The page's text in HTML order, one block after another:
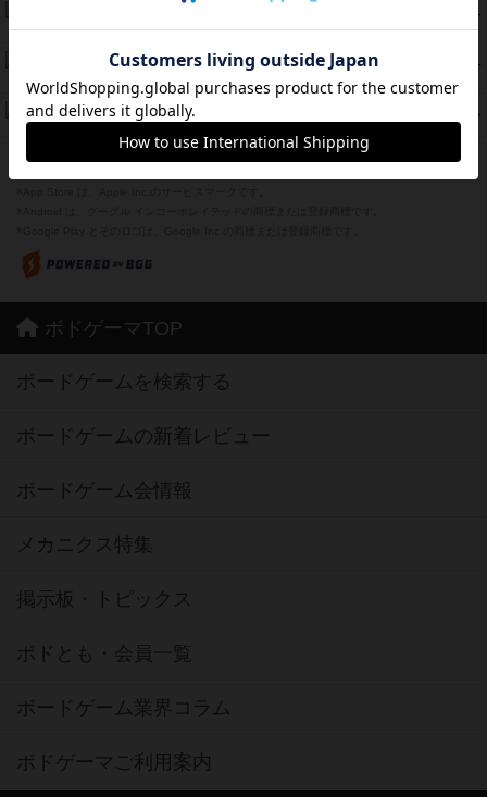
PT
紹介文あり 1件の投稿
PT
スーパーストア3000
37 PT
フリップ７：復讐心とともに
ボドゲーマTOP
ボードゲームを検索する
ボードゲームの新着レビュー
ボードゲーム会情報
メカニクス特集
掲示板・トピックス
ボドとも・会員一覧
ボードゲーム業界コラム
ボドゲーマご利用案内